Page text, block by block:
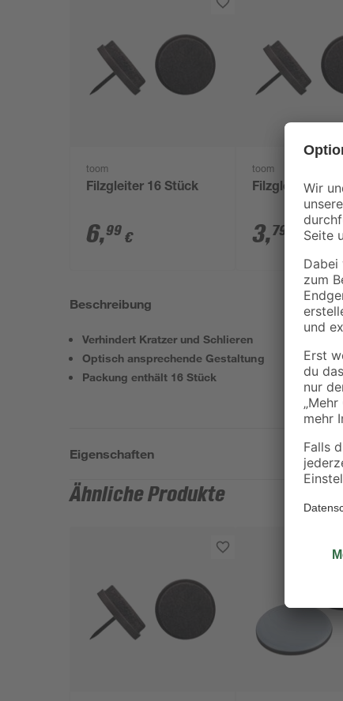
toom
Filzgleiter 16 Stück
6,99 €
toom
Filzgleiter 8
3,79
Beschreibung
Verhindert Kratzer und Schlieren
Optisch ansprechende Gestaltung
Packung enthält 16 Stück
Eigenschaften
Ähnliche Produkte